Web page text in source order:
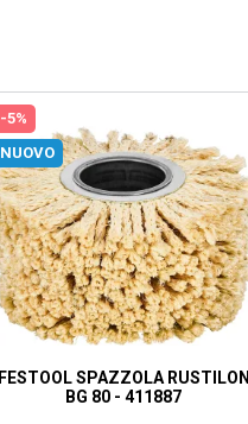
-5%
NUOVO
FESTOOL SPAZZOLA RUSTILON
BG 80 - 411887